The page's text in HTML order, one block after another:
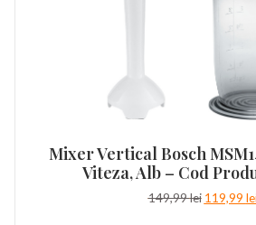
Mixer Vertical Bosch
Viteza, Alb – Cod
149,99lei Prețul
119,99